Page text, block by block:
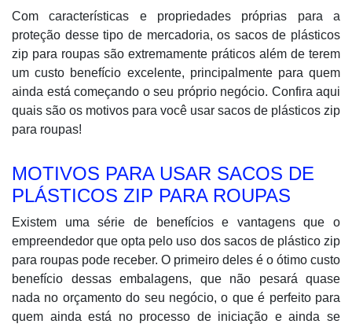
Com características e propriedades próprias para a
proteção desse tipo de mercadoria, os sacos de plásticos
zip para roupas são extremamente práticos além de terem
um custo benefício excelente, principalmente para quem
ainda está começando o seu próprio negócio. Confira aqui
quais são os motivos para você usar sacos de plásticos zip
para roupas!
MOTIVOS PARA USAR SACOS DE
PLÁSTICOS ZIP PARA ROUPAS
Existem uma série de benefícios e vantagens que o
empreendedor que opta pelo uso dos sacos de plástico zip
para roupas pode receber. O primeiro deles é o ótimo custo
benefício dessas embalagens, que não pesará quase
nada no orçamento do seu negócio, o que é perfeito para
quem ainda está no processo de iniciação e ainda se